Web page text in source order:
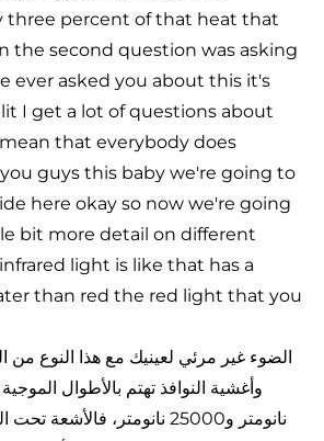
three percent of that heat that
the second question was asking
ever asked you about this it's
I get a lot of questions about
that everybody does
guys this baby we're going to
here okay so now we're going
bit more detail on different
light is like that has a
than red the red light that you
نانومتر و25000 نانومتر،